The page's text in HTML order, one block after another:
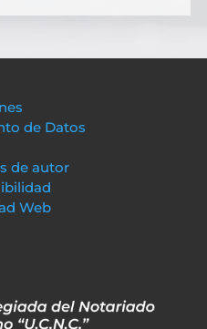
de Datos
de autor
Web